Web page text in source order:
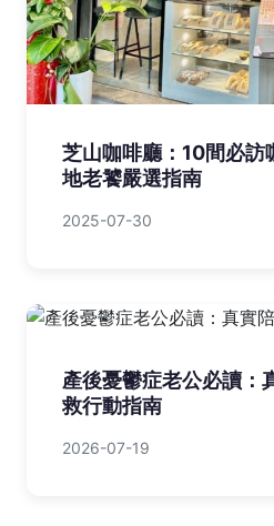
芝山咖啡廳：10間必訪
地老饕嚴選指南
2025-07-30
產後憂鬱症老公必讀：
救行動指南
2026-07-19